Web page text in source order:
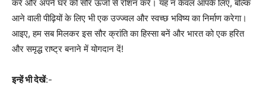
करें और अपने घर को सौर ऊर्जा से रोशन करें। यह न केवल आपके लिए, बल्कि
आने वाली पीढ़ियों के लिए भी एक उज्ज्वल और स्वच्छ भविष्य का निर्माण करेगा।
आइए, हम सब मिलकर इस सौर क्रांति का हिस्सा बनें और भारत को एक हरित
और समृद्ध राष्ट्र बनाने में योगदान दें!
इन्हें भी देखें:-